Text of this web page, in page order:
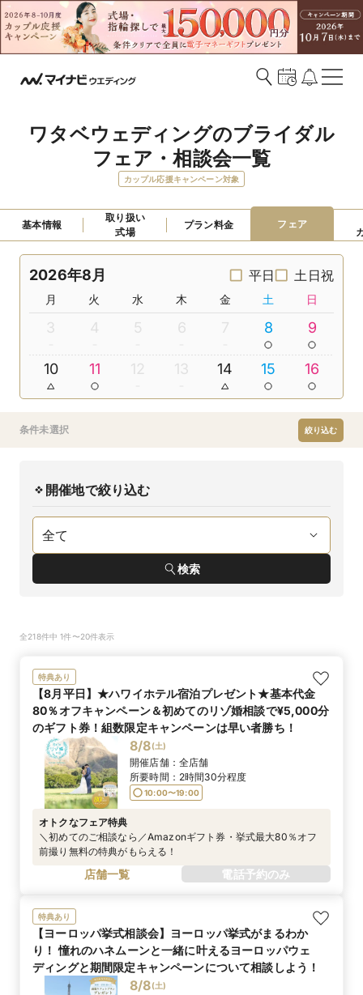
ワタベウェディングのブライダル
フェア・相談会一覧
カップル応援キャンペーン対象
基本情報
取り扱い
式場
プラン料金 フェア
2026年8月 平日 土日祝
月 火 水 木 金 土 日
3 4 5 6 7 8 9
10 11 12 13 14 15 16
条件未選択 絞り込む
開催地で絞り込む
検索
全218件中 1件〜20件表示
特典あり
【8月平日】★ハワイホテル宿泊プレゼント★基本代金
80％オフキャンペーン＆初めてのリゾ婚相談で¥5,000分
のギフト券！組数限定キャンペーンは早い者勝ち！
8/8(土)
開催店舗： 全店舗
所要時間： 2時間30分程度
10:00〜19:00
オトクなフェア特典
＼初めてのご相談なら／Amazonギフト券・挙式最大80％オフ
前撮り無料の特典がもらえる！
店舗一覧 電話予約のみ
特典あり
【ヨーロッパ挙式相談会】ヨーロッパ挙式がまるわか
り！ 憧れのハネムーンと一緒に叶えるヨーロッパウェ
ディングと期間限定キャンペーンについて相談しよう！
8/8(土)